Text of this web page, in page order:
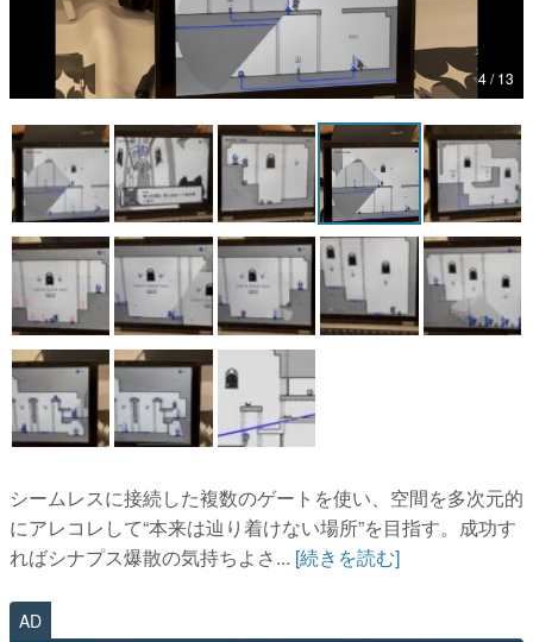
カテゴリ
特集記事
マンガ
女性向け
アプリレビュー
その他
電ファミニコゲーマーとは？
運営：株式会社マレ
4 / 13
シームレスに接続した複数のゲートを使い、空間を多次元的
にアレコレして“本来は辿り着けない場所”を目指す。成功す
ればシナプス爆散の気持ちよさ... [続きを読む]
AD